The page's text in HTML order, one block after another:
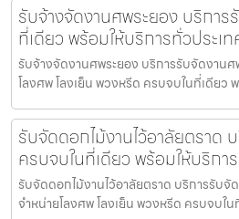
รับจ้างจัดงานศพระยอง บริกา
ที่เดียว พร้อมให้บริการทั่วประเ
รับจ้างจัดงานศพระยอง บริการรับจัดงาน
โลงศพ โลงเย็น พวงหรีด ครบจบในที่เดียว
รับจัดดอกไม้งานไว้อาลัยตราด
ครบจบในที่เดียว พร้อมให้บริกา
รับจัดดอกไม้งานไว้อาลัยตราด บริการรับ
จำหน่ายโลงศพ โลงเย็น พวงหรีด ครบจบใ